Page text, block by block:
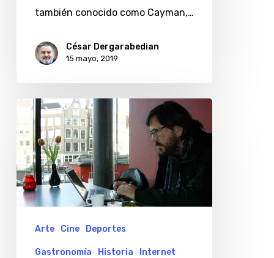
también conocido como Cayman,…
César Dergarabedian
15 mayo, 2019
Fernando
Krakowiak
y
sus
novedades
del
Arte Cine Deportes
Gastronomía Historia Internet